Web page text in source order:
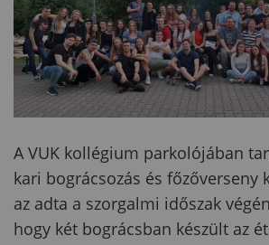
A VUK kollégium parkolójában
kari bográcsozás és főzőverseny
az adta a szorgalmi időszak
hogy két bográcsban készült az